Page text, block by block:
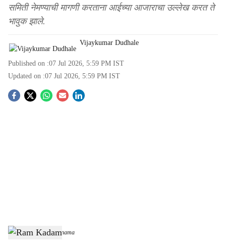
समिती नेमण्याची मागणी करताना आईच्या आजाराचा उल्लेख करत ते
भावुक झाले.
Vijaykumar Dudhale
Published on :07 Jul 2026, 5:59 PM IST
Updated on :07 Jul 2026, 5:59 PM IST
S
Ram Kadam-Sarkarnama